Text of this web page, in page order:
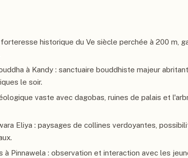
forteresse historique du Ve siècle perchée à 200 m,
à Kandy : sanctuaire bouddhiste majeur
le soir.
vaste avec dagobas, ruines de palais et
Eliya : paysages de collines verdoyantes,
à Pinnawela : observation et interaction avec les